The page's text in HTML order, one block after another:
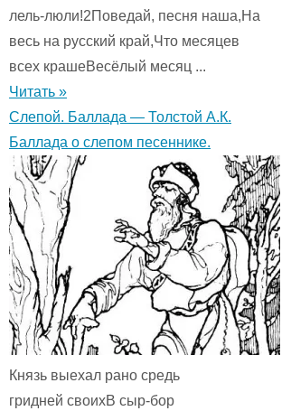
лель-люли!2Поведай, песня наша,На
весь на русский край,Что месяцев
всех крашеВесёлый месяц ...
Читать »
Слепой. Баллада — Толстой А.К.
Баллада о слепом песеннике.
Князь выехал рано средь
гридней своихВ сыр-бор